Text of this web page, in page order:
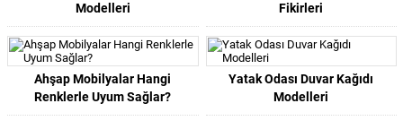
Modelleri
Fikirleri
Ahşap Mobilyalar Hangi
Renklerle Uyum Sağlar?
Yatak Odası Duvar Kağıdı
Modelleri